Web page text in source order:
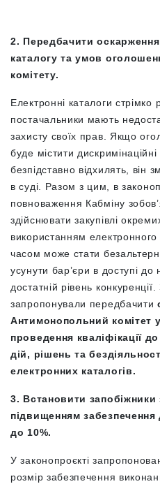
2. Передбачити оскарження
каталогу та умов
комітету.
Електронні каталоги
постачальники мають
захисту своїх прав. Якщо
буде містити
безпідставно відхилять, він
в суді. Разом з цим, в
повноваження Кабміну
здійснювати закупівлі
використанням
часом може стати
усунути бар’єри в доступі до
достатній рівень
запропонували передбачити
Антимонопольний комітет
проведення кваліфікації
дій, рішень та
електронних каталогів.
3. Встановити запобіжники
підвищенням
до 10%.
У законопроєкті
розмір забезпечення